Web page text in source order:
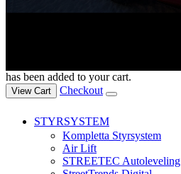
has been added to your cart.
View Cart Checkout
STYRSYSTEM
Kompletta Styrsystem
Air Lift
STREETEC Autoleveling